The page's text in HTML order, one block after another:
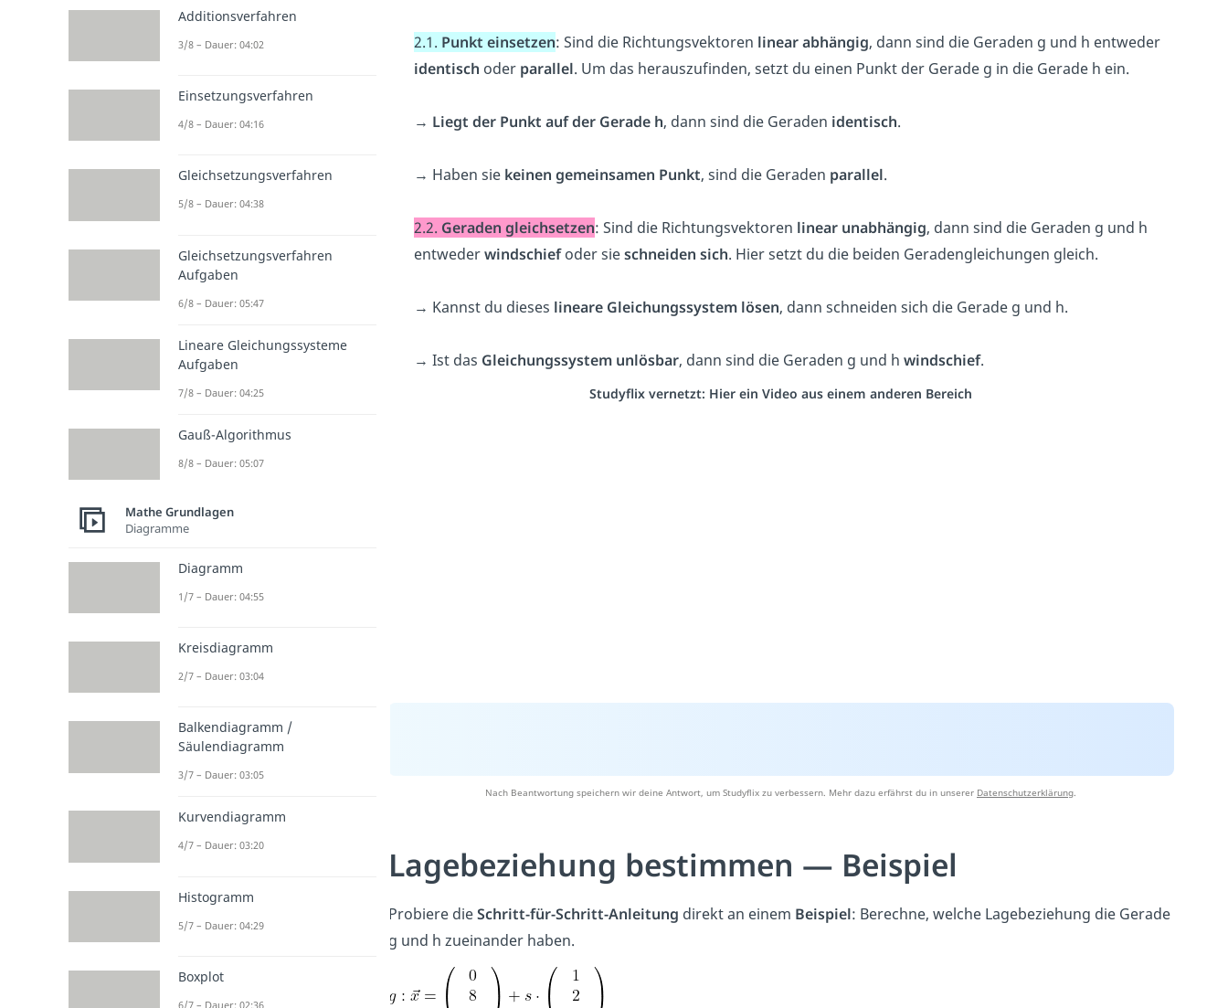
2.1. Punkt einsetzen: Sind die Richtungsvektoren linear abhängig, dann sind die Geraden g und h entweder
identisch oder parallel. Um das herauszufinden, setzt du einen Punkt der Gerade g in die Gerade h ein.
→ Liegt der Punkt auf der Gerade h, dann sind die Geraden identisch.
→ Haben sie keinen gemeinsamen Punkt, sind die Geraden parallel.
2.2. Geraden gleichsetzen: Sind die Richtungsvektoren linear unabhängig, dann sind die Geraden g und h
entwederwindschiefoder sieschneiden sich. Hier setzt du die beiden Geradengleichungen gleich.
→ Kannst du dieses lineare Gleichungssystem lösen, dann schneiden sich die Gerade g und h.
→ Ist das Gleichungssystem unlösbar, dann sind die Geraden g und h windschief.
Studyflix vernetzt: Hier ein Video aus einem anderen Bereich
Nach Beantwortung speichern wir deine Antwort, um Studyflix zu verbessern. Mehr dazu erfährst du in unserer Datenschutzerklärung.
Lagebeziehung bestimmen — Beispiel
Probiere dieSchritt-für-Schritt-Anleitung direkt an einem Beispiel: Berechne, welche Lagebeziehung die Gerade
g und h zueinander haben.
Additionsverfahren
3/8 – Dauer: 04:02
Einsetzungsverfahren
4/8 – Dauer: 04:16
Gleichsetzungsverfahren
5/8 – Dauer: 04:38
Gleichsetzungsverfahren
Aufgaben
6/8 – Dauer: 05:47
Lineare Gleichungssysteme
Aufgaben
7/8 – Dauer: 04:25
Gauß-Algorithmus
8/8 – Dauer: 05:07
Mathe Grundlagen
Diagramme
Diagramm
1/7 – Dauer: 04:55
Kreisdiagramm
2/7 – Dauer: 03:04
Balkendiagramm /
Säulendiagramm
3/7 – Dauer: 03:05
Kurvendiagramm
4/7 – Dauer: 03:20
Histogramm
5/7 – Dauer: 04:29
Boxplot
6/7 – Dauer: 02:36